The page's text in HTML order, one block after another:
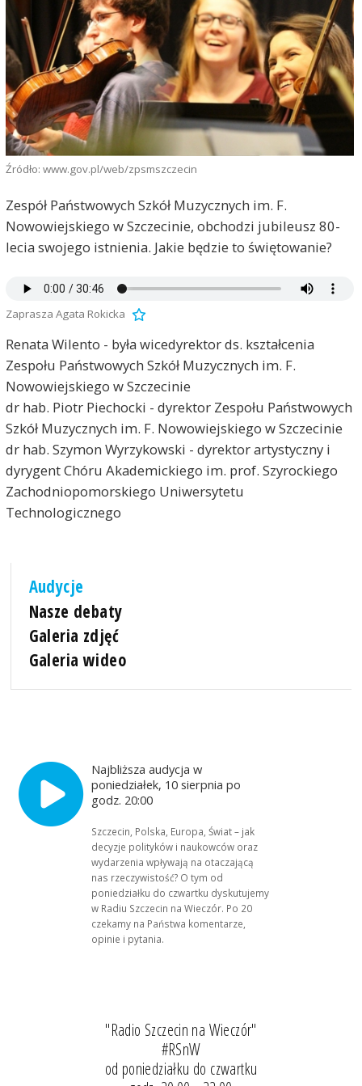
Źródło: www.gov.pl/web/zpsmszczecin
Zespół Państwowych Szkół Muzycznych im. F.
Nowowiejskiego w Szczecinie, obchodzi jubileusz 80-
lecia swojego istnienia. Jakie będzie to świętowanie?
Zaprasza Agata Rokicka
Renata Wilento - była wicedyrektor ds. kształcenia
Zespołu Państwowych Szkół Muzycznych im. F.
Nowowiejskiego w Szczecinie
dr hab. Piotr Piechocki - dyrektor Zespołu Państwowych
Szkół Muzycznych im. F. Nowowiejskiego w Szczecinie
dr hab. Szymon Wyrzykowski - dyrektor artystyczny i
dyrygent Chóru Akademickiego im. prof. Szyrockiego
Zachodniopomorskiego Uniwersytetu
Technologicznego
Audycje
Nasze debaty
Galeria zdjęć
Galeria wideo
Najbliższa audycja w
poniedziałek, 10 sierpnia po
godz. 20:00
Szczecin, Polska, Europa, Świat – jak
decyzje polityków i naukowców oraz
wydarzenia wpływają na otaczającą
nas rzeczywistość? O tym od
poniedziałku do czwartku dyskutujemy
w Radiu Szczecin na Wieczór. Po 20
czekamy na Państwa komentarze,
opinie i pytania.
"Radio Szczecin na Wieczór"
#RSnW
od poniedziałku do czwartku